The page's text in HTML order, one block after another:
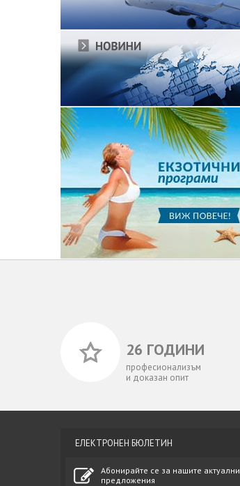
26 ГОДИНИ
професионализъм
и доказан опит
ЕЛЕКТРОНЕН БЮЛЕТИН
Абонирайте се за нашите актуални
предложения